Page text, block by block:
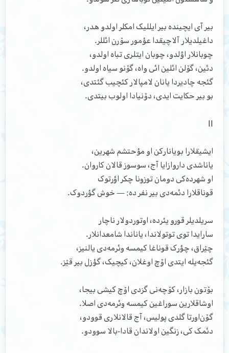
بیر آی ایچینده بیر ایللیک امکلر اولدو هدر،
داغیلدیلار آلاچیقدا عؤمور سۆرن ائللر.
چوبانلار اؤلدو، چوبان ایتلری تباه اولدو،
دئین، گۆلن ائلین ائی واه، گۆنو سیاه اولدو.
گئجه چادیردا یانان لامپالار کئچیب گئتدی،
بو بیر حکایت ایدی، دۆنیادا اولوب بیتدی.
II
ایشیقلارا بویانارکن او مؤحتشم شهرین،
یاناشدی داروازایا آج، سوسوز قالان کاروان.
او شهرده‌کی دومان توزونا چکر اؤرتوک
قوناقلارا دئمه‌دی بیر نفر ده: — خوش گؤردوک.
سریلدیلر قورو یئرده، اوتوردولار ناچار
سارایدا توی توتولاندا، یاناندا شامعدانلار.
چؽراق، چؤرک قوناغا کیمسه وئرمه‌دی یالنیز،
گئجه‌یله ایتدی اۆچ اوغلان، کیچیک، گؤزل بیر قؽز.
بۆتون بازار، کۆچه‌نی گزدی اۆچ کیشی بیجا،
اوشاقلارین سوراغین کیمسه وئرمه‌دی اصلا.
گۆن‌اورتا گلدی پولیس، آج قالانلاری قوودو،
دئمک کی، زنگین اولاندان قادا-بالا سوودو.